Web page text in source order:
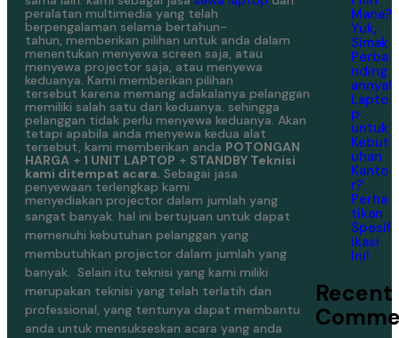
peralatan multimedia yang telah
berpengalaman selama bertahun-
tahun, memberikan pilihan untuk anda dalam
menentukan menyewa screen saja, atau
menyewa projector saja, atau menyewa
keduanya. Kami memberikan pilihan
tersebut karena memang adakalanya pelanggan
memiliki salah satu dari keduanya. sehingga
pelanggan tidak perlu menyewa keduanya. Akan
tetapi apabila anda menyewa kedua alat
tersebut, kami memberikan anda POTONGAN
HARGA + 1 UNIT LAPTOP + STANDBY Teknisi
kami ditempat acara. Sebagai jasa
penyewaan terlengkap kami
menyediakan projector dalam jumlah yang
sangat banyak. hal ini bertujuan untuk dapat
memenuhi kebutuhan pelanggan yang
membutuhkan projector dalam jumlah yang
banyak. Selain itu teknisi yang kami miliki
merupakan teknisi yang telah terlatih dan
professional, yang tentunya dapat membantu
anda untuk mensukseskan acara yang anda
Mana?
Yuk,
Simak
Perba
nding
annya!
Lapto
p
untuk
Kebut
uhan
Kanto
r?
Perha
tikan
Spesif
ikasi
Ini!
Recent